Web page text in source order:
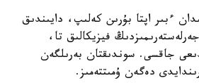
ءبىر اپتا بۇرىن كەلىپ، دايىندىق
فيزيكالىق تا،
جاقسى. سوندىقتان بەرىلگەن
دەگەن ۇمىتتەمىز.